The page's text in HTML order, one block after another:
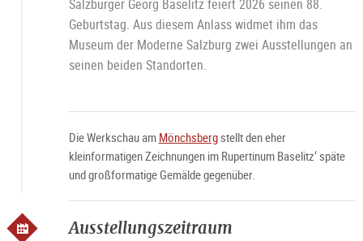
Salzburger Georg Baselitz feiert 2026 seinen 88.
Geburtstag. Aus diesem Anlass widmet ihm das
Museum der Moderne Salzburg zwei Ausstellungen an
seinen beiden Standorten.
Die Werkschau am Mönchsbergstellt den eher
kleinformatigen Zeichnungen im Rupertinum Baselitz‘ späte
und großformatige Gemälde gegenüber.
Ausstellungszeitraum